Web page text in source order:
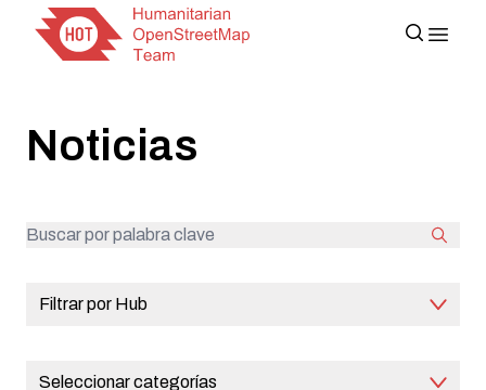
Noticias
Filtrar por Hub
Seleccionar categorías